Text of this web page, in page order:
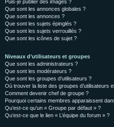
Puis-je publier des images ?
Que sont les annonces globales ?
Que sont les annonces ?
Que sont les sujets épinglés ?
Que sont les sujets verrouillés ?
Que sont les icônes de sujet ?
Niveaux d’utilisateurs et groupes
Que sont les administrateurs ?
Que sont les modérateurs ?
Que sont les groupes d’utilisateurs ?
Où trouver la liste des groupes d’utilisateurs
Comment devenir chef de groupe ?
Pourquoi certains membres apparaissent
Qu’est-ce qu’un « Groupe par défaut » ?
Qu’est-ce que le lien « L’équipe du forum » ?